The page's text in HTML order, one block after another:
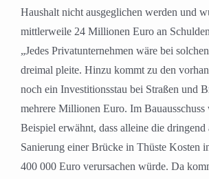
Haushalt nicht ausgeglichen werden und
mittlerweile 24 Millionen Euro an
„Jedes Privatunternehmen wäre bei
dreimal pleite. Hinzu kommt zu den
noch ein Investitionsstau bei Straßen und
mehrere Millionen Euro. Im Bauausschuss
Beispiel erwähnt, dass alleine die dringend
Sanierung einer Brücke in Thüste Kosten
400 000 Euro verursachen würde. Da